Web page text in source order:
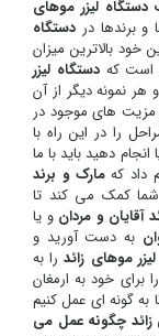
دستگاه لیزر موهای
و برندها در دستگاه
خود بالاترین میزان
است کهدستگاه لیزر
و هر نمونه دیگر از آن
مزیت های موجود در
را در این راه با
انجام دهید باید با ما
داد کهمارک و برند
کمک می کند تا
آقایان و مردان و یا
به دست آورید و
موهای زائدرا به
برای خود به ارمغان
به گونه ای عمل کنیم
زائد چگونه عمل می